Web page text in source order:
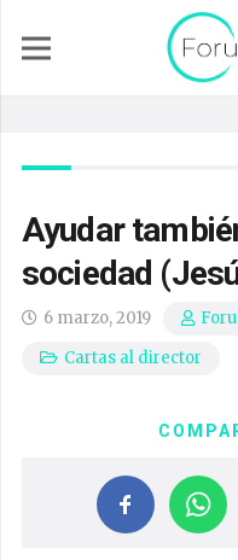
Ayudar
sociedad
6 marzo, 2019
Cartas al director